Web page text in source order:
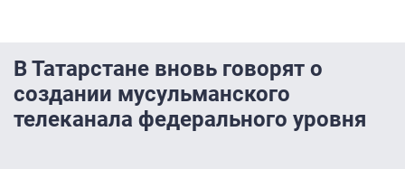
В Татарстане вновь говорят о
создании мусульманского
телеканала федерального уровня